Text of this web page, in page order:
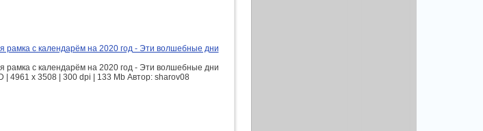
рамка с календарём на 2020 год - Эти волшебные дни
рамка с календарём на 2020 год - Эти волшебные дни
| 4961 х 3508 | 300 dpi | 133 Mb Автор: sharov08